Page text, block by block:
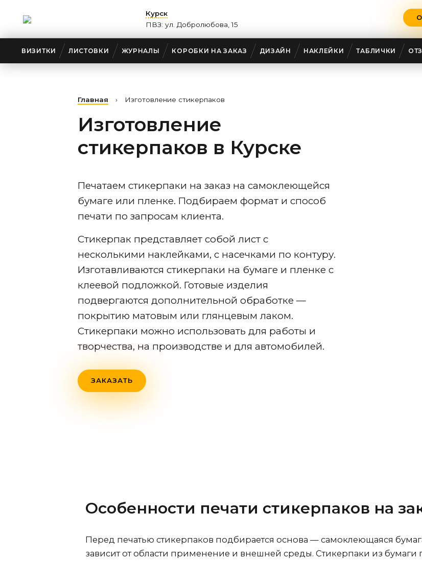
Курск
ПВЗ: ул. Добролюбова, 15
ВИЗИТКИ ЛИСТОВКИ ЖУРНАЛЫ КОРОБКИ НА ЗАКАЗ ДИЗАЙН НАКЛЕЙКИ ТАБЛИЧКИ
Главная › Изготовление стикерпаков
Изготовление
стикерпаков в Курске
Печатаем стикерпаки на заказ на самоклеющейся
бумаге или пленке. Подбираем формат и способ
печати по запросам клиента.
Стикерпак представляет собой лист с
несколькими наклейками, с насечками по контуру.
Изготавливаются стикерпаки на бумаге и пленке с
клеевой подложкой. Готовые изделия
подвергаются дополнительной обработке —
покрытию матовым или глянцевым лаком.
Стикерпаки можно использовать для работы и
творчества, на производстве и для автомобилей.
ЗАКАЗАТЬ
Особенности печати стикерпаков на
Перед печатью стикерпаков подбирается основа — самоклеющаяся
зависит от области применение и внешней среды. Стикерпаки из